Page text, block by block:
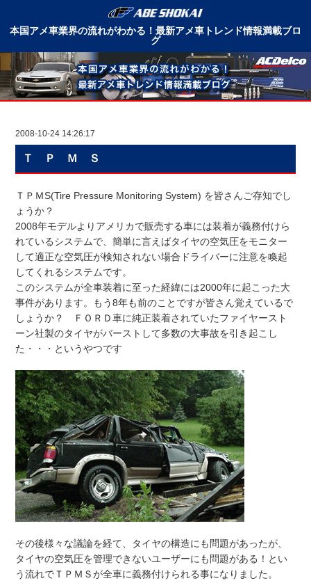
本国アメ車業界の流れがわかる！最新アメ車トレンド情報満載ブロ
グ
2008-10-24 14:26:17
Ｔ Ｐ Ｍ Ｓ
ＴＰＭS(Tire Pressure Monitoring System) を皆さんご存知でし
ょうか？
2008年モデルよりアメリカで販売する車には装着が義務付けら
れているシステムで、簡単に言えばタイヤの空気圧をモニター
して適正な空気圧が検知されない場合ドライバーに注意を喚起
してくれるシステムです。
このシステムが全車装着に至った経緯には2000年に起こった大
事件があります。もう8年も前のことですが皆さん覚えているで
しょうか？ ＦＯＲＤ車に純正装着されていたファイヤースト
ーン社製のタイヤがバーストして多数の大事故を引き起こし
た・・・というやつです
その後様々な議論を経て、タイヤの構造にも問題があったが、
タイヤの空気圧を管理できないユーザーにも問題がある！とい
う流れでＴＰＭＳが全車に義務付けられる事になりました。